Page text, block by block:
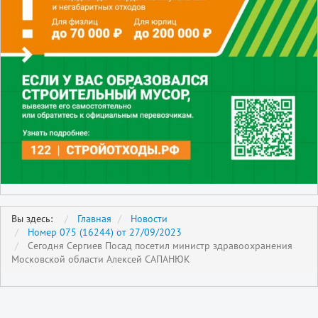
Вы здесь: Главная
Новости
Номер 075 (16244) от 27/09/2023
Сегодня Сергиев Посад посетил министр здравоохранения
Московской области Алексей САПАНЮК